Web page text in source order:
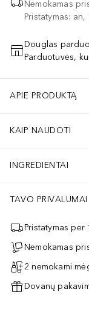
Nemokamas
Pristatymas:
Douglas
Parduotuvės,
APIE PRODUKTĄ
KAIP NAUDOTI
INGREDIENTAI
TAVO PRIVALUMAI
Pristatymas
Nemokamas
2 nemokami
Dovanų